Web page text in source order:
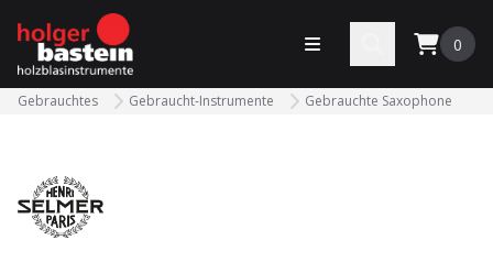
bastein
Menü öffnen 0
Gebrauchtes Gebraucht-Instrumente Gebrauchte Saxophone